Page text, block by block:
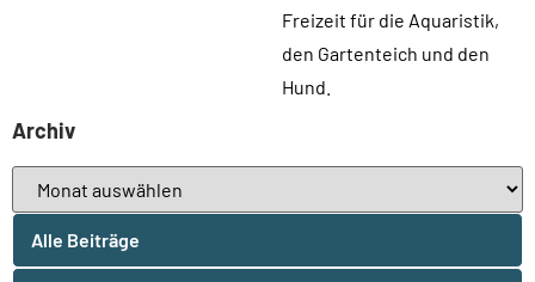
Freizeit für die Aquaristik,
den Gartenteich und den
Hund.
Archiv
Alle Beiträge